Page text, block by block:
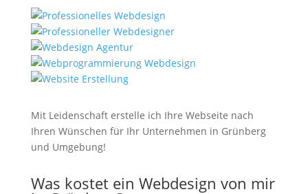
Mit Leidenschaft erstelle ich Ihre Webseite nach
Ihren Wünschen für Ihr Unternehmen in Grünberg
und Umgebung!
Was kostet ein Webdesign von mir